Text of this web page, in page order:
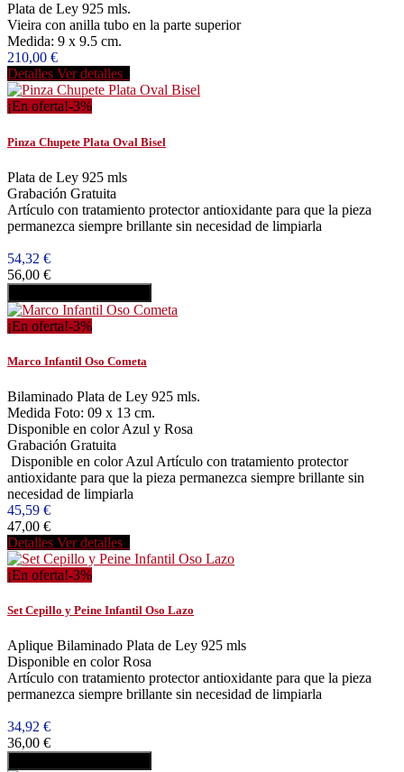
Plata de Ley 925 mls.
Vieira con anilla tubo en la parte superior
Medida: 9 x 9.5 cm.
210,00 €
Detalles Ver detalles
¡En oferta!-3%
Pinza Chupete Plata Oval Bisel
Plata de Ley 925 mls
Grabación Gratuita
Artículo con tratamiento protector antioxidante para que la pieza
permanezca siempre brillante sin necesidad de limpiarla
54,32 €
56,00 €
¡En oferta!-3%
Marco Infantil Oso Cometa
Bilaminado Plata de Ley 925 mls.
Medida Foto: 09 x 13 cm.
Disponible en color Azul y Rosa
Grabación Gratuita
Disponible en color Azul Artículo con tratamiento protector
antioxidante para que la pieza permanezca siempre brillante sin
necesidad de limpiarla
45,59 €
47,00 €
Detalles Ver detalles
¡En oferta!-3%
Set Cepillo y Peine Infantil Oso Lazo
Aplique Bilaminado Plata de Ley 925 mls
Disponible en color Rosa
Artículo con tratamiento protector antioxidante para que la pieza
permanezca siempre brillante sin necesidad de limpiarla
34,92 €
36,00 €